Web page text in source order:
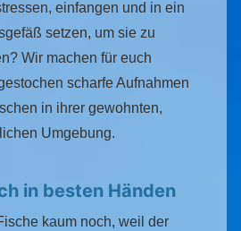
einfangen und in ein
setzen, um sie zu
Wir machen für euch
scharfe Aufnahmen
in ihrer gewohnten,
Umgebung.
in besten Händen
kaum noch, weil der